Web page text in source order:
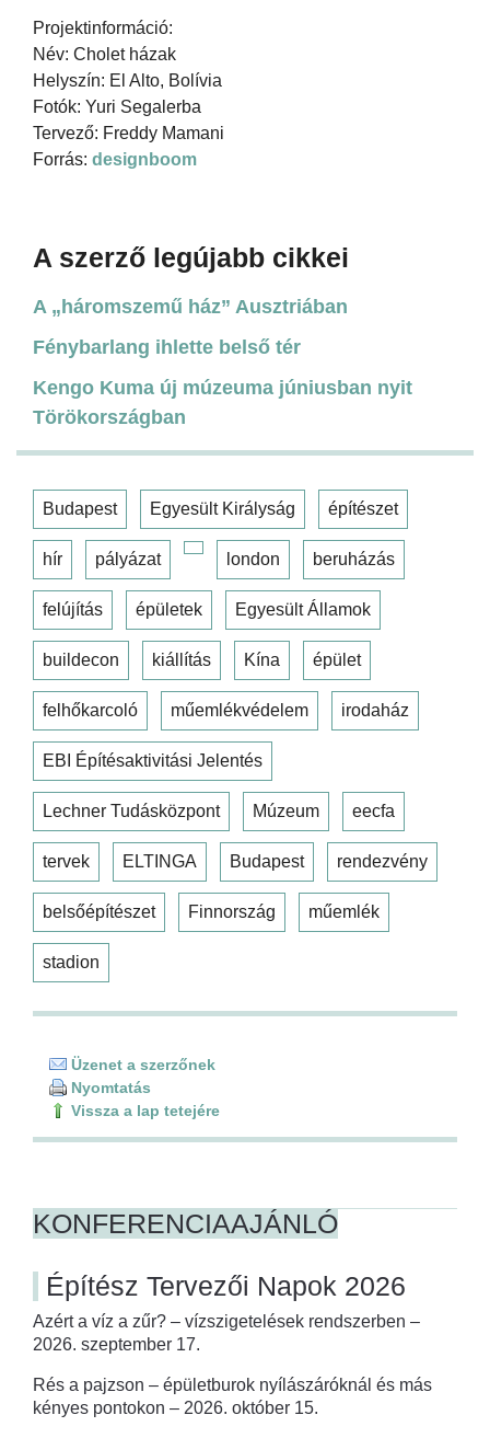
Projektinformáció:
Név: Cholet házak
Helyszín: El Alto, Bolívia
Fotók: Yuri Segalerba
Tervező: Freddy Mamani
Forrás: designboom
A szerző legújabb cikkei
A „háromszemű ház” Ausztriában
Fénybarlang ihlette belső tér
Kengo Kuma új múzeuma júniusban nyit
Törökországban
Budapest Egyesült Királyság építészet
hír pályázat london beruházás
felújítás épületek Egyesült Államok
buildecon kiállítás Kína épület
felhőkarcoló műemlékvédelem irodaház
EBI Építésaktivitási Jelentés
Lechner Tudásközpont Múzeum eecfa
tervek ELTINGA Budapest rendezvény
belsőépítészet Finnország műemlék
stadion
Üzenet a szerzőnek
Nyomtatás
Vissza a lap tetejére
KONFERENCIAAJÁNLÓ
Építész Tervezői Napok 2026
Azért a víz a zűr? – vízszigetelések rendszerben –
2026. szeptember 17.
Rés a pajzson – épületburok nyílászáróknál és más
kényes pontokon – 2026. október 15.